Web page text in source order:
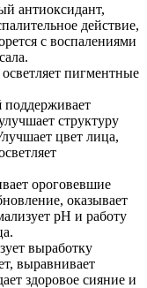
антиоксидант,
действие,
с воспалениями
пигментные
поддерживает
структуру
цвет лица,
ороговевшие
оказывает
pH и работу
выработку
выравнивает
здоровое сияние и